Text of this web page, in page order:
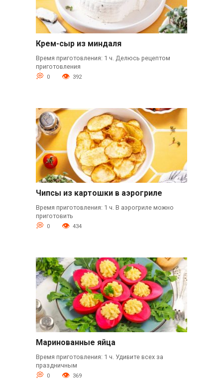
Крем-сыр из миндаля
Время приготовления: 1 ч. Делюсь рецептом
приготовления
0 392
Чипсы из картошки в аэрогриле
Время приготовления: 1 ч. В аэрогриле можно
приготовить
0 434
Маринованные яйца
Время приготовления: 1 ч. Удивите всех за
праздничным
0 369